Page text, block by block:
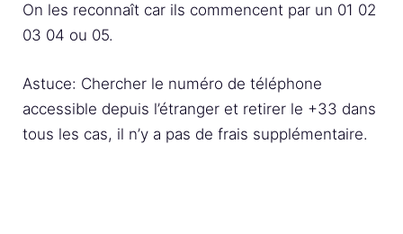
On les reconnaît car ils commencent par un 01 02
03 04 ou 05.
Astuce: Chercher le numéro de téléphone
accessible depuis l’étranger et retirer le +33 dans
tous les cas, il n’y a pas de frais supplémentaire.